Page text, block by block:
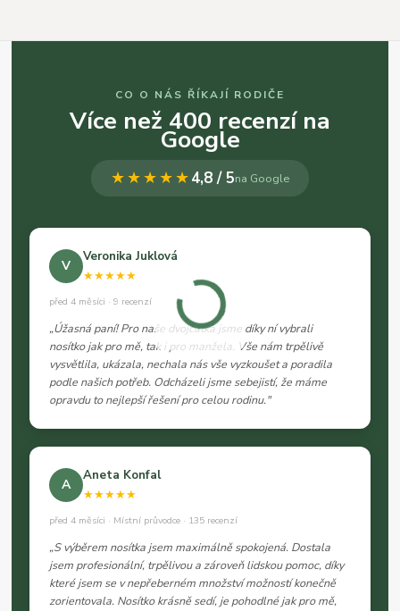
CO O NÁS ŘÍKAJÍ RODIČE
Více než 400 recenzí na
Google
★★★★★4,8 / 5na Google
V
Veronika Juklová
★★★★★
před 4 měsíci · 9 recenzí
„Úžasná paní! Pro naše dvojčátka jsme díky ní vybrali
nosítko jak pro mě, tak i pro manžela. Vše nám trpělivě
vysvětlila, ukázala, nechala nás vše vyzkoušet a poradila
podle našich potřeb. Odcházeli jsme sebejistí, že máme
opravdu to nejlepší řešení pro celou rodinu."
A
Aneta Konfal
★★★★★
před 4 měsíci · Místní průvodce · 135 recenzí
„S výběrem nosítka jsem maximálně spokojená. Dostala
jsem profesionální, trpělivou a zároveň lidskou pomoc, díky
které jsem se v nepřeberném množství možností konečně
zorientovala. Nosítko krásně sedí, je pohodlné jak pro mě,